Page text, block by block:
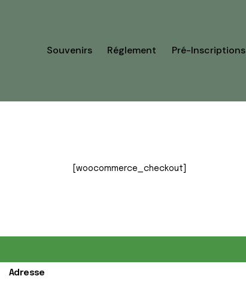
Souvenirs Réglement Pré-Inscriptions
[woocommerce_checkout]
Adresse